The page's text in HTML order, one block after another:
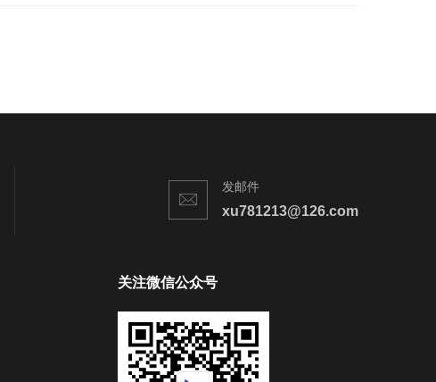
发邮件
xu781213@126.com
关注微信公众号